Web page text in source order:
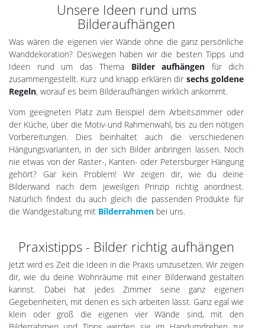
Unsere Ideen rund ums
Bilderaufhängen
Was wären die eigenen vier Wände ohne die ganz persönliche
Wanddekoration? Deswegen haben wir die besten Tipps und
Ideen rund um das Thema Bilder aufhängen für dich
zusammengestellt. Kurz und knapp erklären dir sechs goldene
Regeln, worauf es beim Bilderaufhängen wirklich ankommt.
Vom geeigneten Platz zum Beispiel dem Arbeitszimmer oder
der Küche, über die Motiv-und Rahmenwahl, bis zu den nötigen
Vorbereitungen. Dies beinhaltet auch die verschiedenen
Hängungsvarianten, in der sich Bilder anbringen lassen. Noch
nie etwas von der Raster-, Kanten- oder Petersburger Hängung
gehört? Gar kein Problem! Wir zeigen dir, wie du deine
Bilderwand nach dem jeweiligen Prinzip richtig anordnest.
Natürlich findest du auch gleich die passenden Produkte für
die Wandgestaltung mit Bilderrahmen bei uns.
Praxistipps - Bilder richtig aufhängen
Jetzt wird es Zeit die Ideen in die Praxis umzusetzen. Wir zeigen
dir, wie du deine Wohnräume mit einer Bilderwand gestalten
kannst. Dabei hat jedes Zimmer seine ganz eigenen
Gegebenheiten, mit denen es sich arbeiten lässt. Ganz egal wie
klein oder groß die eigenen vier Wände sind, mit den